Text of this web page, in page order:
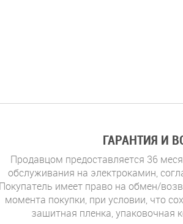
ГАРАНТИЯ И
Продавцом предоставляется 36
обслуживания на электрокамин,
Покупатель имеет право на обмен/
момента покупки, при условии, что
защитная пленка, упаковочная